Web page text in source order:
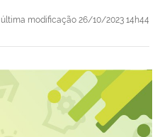
última modificação 26/10/2023 14h44